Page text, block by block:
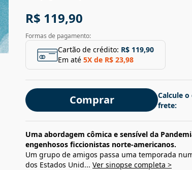
R$ 119,90
Formas de pagamento:
Cartão de crédito: R$ 119,90
Em até 5X de R$ 23,98
Comprar
Calcule o
frete:
Uma abordagem cômica e sensível da
engenhosos ficcionistas norte-americanos.
Um grupo de amigos passa uma temporada
dos Estados Unid... Ver sinopse completa >